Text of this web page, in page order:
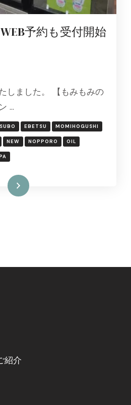
予約も受付開始
しました。 【もみもみの
…
EBETSU MOMIHOGUSHI
NEW NOPPORO OIL
を読む
紹介